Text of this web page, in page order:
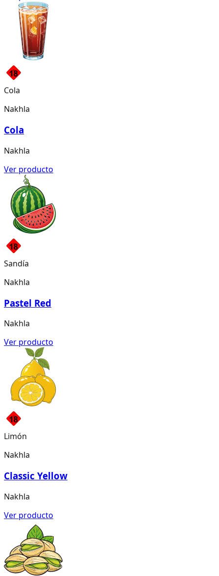
Cola
Nakhla
Cola
Nakhla
Ver producto
Sandía
Nakhla
Pastel Red
Nakhla
Ver producto
Limón
Nakhla
Classic Yellow
Nakhla
Ver producto